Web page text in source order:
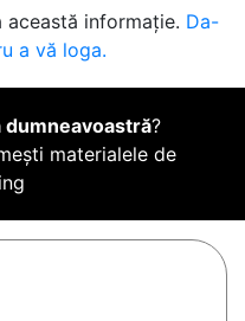
această informație. Da-
a vă loga.
dumneavoastră?
materialele de